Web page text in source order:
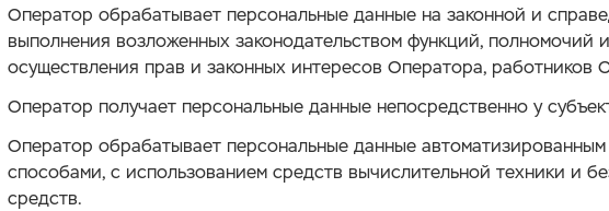
Оператор обрабатывает персональные данные на законной и
выполнения возложенных законодательством функций, полномочий
осуществления прав и законных интересов Оператора, работников
Оператор получает персональные данные непосредственно у
Оператор обрабатывает персональные данные
способами, с использованием средств вычислительной техники и
средств.